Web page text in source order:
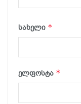
სახელი *
ელფოსტა *